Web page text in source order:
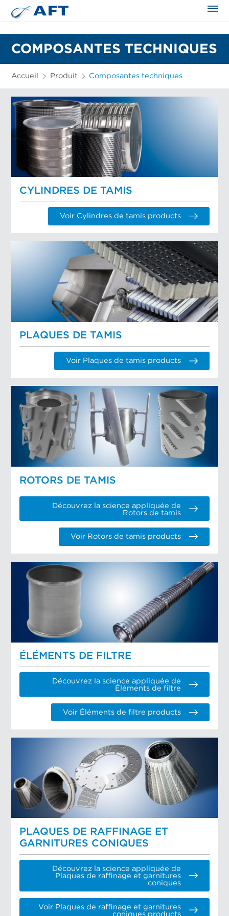
COMPOSANTES TECHNIQUES
Accueil Produit Composantes techniques
CYLINDRES DE TAMIS
Voir Cylindres de tamis products
PLAQUES DE TAMIS
Voir Plaques de tamis products
ROTORS DE TAMIS
Découvrez la science appliquée de
Rotors de tamis
Voir Rotors de tamis products
ÉLÉMENTS DE FILTRE
Découvrez la science appliquée de
Éléments de filtre
Voir Éléments de filtre products
PLAQUES DE RAFFINAGE ET
GARNITURES CONIQUES
Découvrez la science appliquée de
Plaques de raffinage et garnitures
coniques
Voir Plaques de raffinage et garnitures
coniques products